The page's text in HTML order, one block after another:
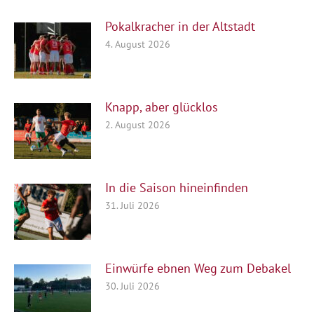
Pokalkracher in der Altstadt
4. August 2026
Knapp, aber glücklos
2. August 2026
In die Saison hineinfinden
31. Juli 2026
Einwürfe ebnen Weg zum Debakel
30. Juli 2026